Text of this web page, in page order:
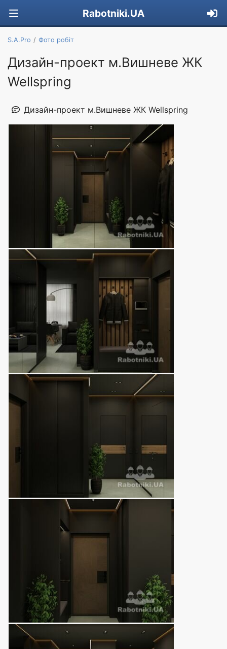
Rabotniki.UA
S.A.Pro Фото робіт
Дизайн-проект м.Вишневе ЖК
Wellspring
Дизайн-проект м.Вишневе ЖК Wellspring